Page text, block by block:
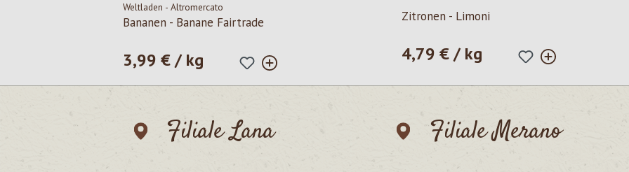
Weltladen - Altromercato
Bananen - Banane Fairtrade
Prezzo normale:
3,99 € / kg
Zitronen - Limoni
Prezzo normale:
4,79 € / kg
Filiale Lana Filiale Merano